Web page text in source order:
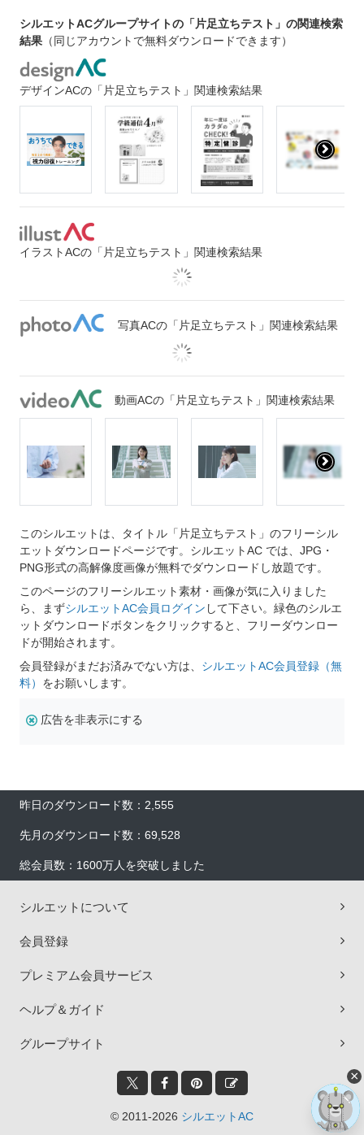
シルエットACグループサイトの「片足立ちテスト」の関連検索
結果 （同じアカウントで無料ダウンロードできます）
デザインACの「片足立ちテスト」関連検索結果
イラストACの「片足立ちテスト」関連検索結果
写真ACの「片足立ちテスト」関連検索結果
動画ACの「片足立ちテスト」関連検索結果
このシルエットは、タイトル「片足立ちテスト」のフリーシル
エットダウンロードページです。シルエットAC では、JPG・
PNG形式の高解像度画像が無料でダウンロードし放題です。
このページのフリーシルエット素材・画像が気に入りました
ら、まずシルエットAC会員ログイン して下さい。緑色のシルエ
ットダウンロードボタンをクリックすると、フリーダウンロー
ドが開始されます。
会員登録がまだお済みでない方は、 シルエットAC会員登録（無
料） をお願いします。
広告を非表示にする
昨日のダウンロード数：2,555
先月のダウンロード数：69,528
総会員数：1600万人を突破しました
シルエットについて
会員登録
プレミアム会員サービス
ヘルプ＆ガイド
グループサイト
© 2011-2026 シルエットAC
×